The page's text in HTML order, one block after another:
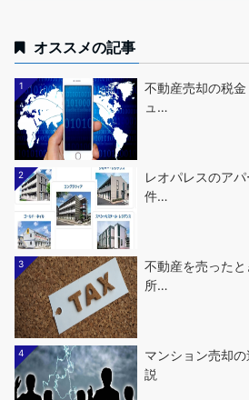
オススメの記事
1
不動産売却の税
ュ…
2
レオパレスのア
件…
3
不動産を売った
所…
4
マンション売却
説